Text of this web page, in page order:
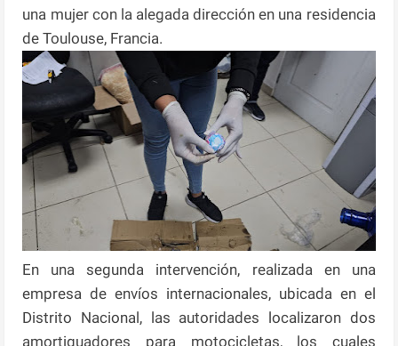
una mujer con la alegada dirección en una residencia
de Toulouse, Francia.
En una segunda intervención, realizada en una
empresa de envíos internacionales, ubicada en el
Distrito Nacional, las autoridades localizaron dos
amortiguadores para motocicletas, los cuales